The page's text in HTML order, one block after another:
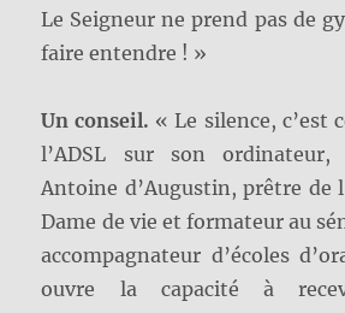
Le Seigneur ne prend pas de
faire entendre ! »
Un conseil. « Le silence, c’est
l’ADSL sur son
Antoine d’Augustin, prêtre
Dame de vie et formateur au
accompagnateur d’écoles
ouvre la capacité à